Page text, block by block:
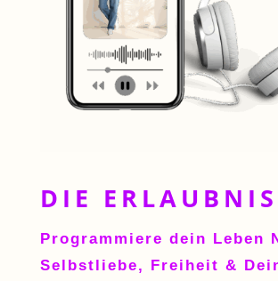
DIE ERLAUBNIS
Programmiere dein Leben
Selbstliebe, Freiheit &